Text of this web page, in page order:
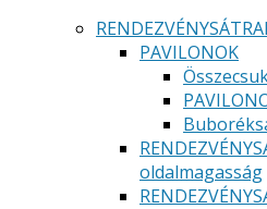
PAVILONOK
oldalmagasság